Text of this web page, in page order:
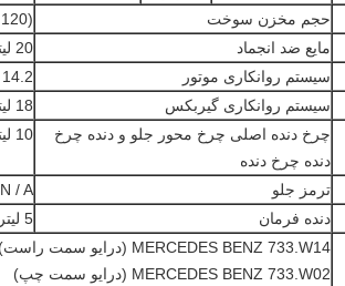
حجم مخزن سوخت
(120 + 80) لیتر
مایع ضد انجماد
20 لیتر
سیستم روانکاری موتور
14.2 ليتر
سیستم روانکاری گیربکس
18 لیتر
چرخ دنده اصلی چرخ محور جلو و دنده چرخ
دنده چرخ دنده
10 لیتر
ترمز جلو
N / A
دنده فرمان
5 لیتر
MERCEDES BENZ 733.W14 (درایو سمت راست)
MERCEDES BENZ 733.W02 (درایو سمت چپ)